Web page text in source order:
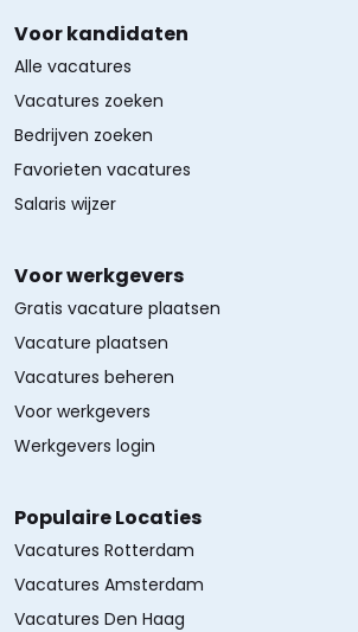
Voor kandidaten
Alle vacatures
Vacatures zoeken
Bedrijven zoeken
Favorieten vacatures
Salaris wijzer
Voor werkgevers
Gratis vacature plaatsen
Vacature plaatsen
Vacatures beheren
Voor werkgevers
Werkgevers login
Populaire Locaties
Vacatures Rotterdam
Vacatures Amsterdam
Vacatures Den Haag